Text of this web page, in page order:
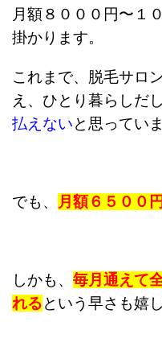
月額８０００円〜１
掛かります。
これまで、脱毛サロ
え、ひとり暮らしだ
払えないと思ってい
でも、 月額６５００円
しかも、 毎月通えて
れるという 早さも嬉